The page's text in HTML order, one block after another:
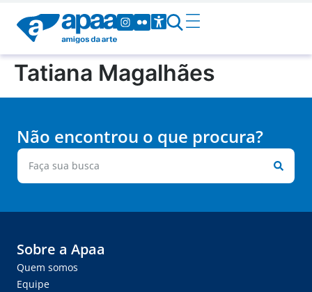
Tatiana Magalhães
Não encontrou o que procura?
Sobre a Apaa
Quem somos
Equipe